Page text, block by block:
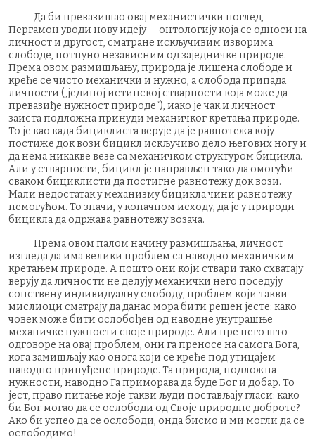
Да би превазишао овај механистички поглед,
Пергамон уводи нову идеју — онтологију која се односи на
личност и другост, сматране искључивим изворима
слободе, потпуно независним од заједничке природе.
Према овом размишљању, природа је лишена слободе и
креће се чисто механички и нужно, а слобода припада
личности („јединој истинској стварности која може да
превазиђе нужност природе“), иако је чак и личност
заиста подложна принуди механичког кретања природе.
То је као када бициклиста верује да је равнотежа коју
постиже док вози бицикл искључиво дело његових ногу и
да нема никакве везе са механичком структуром бицикла.
Али у стварности, бицикл је направљен тако да омогући
сваком бициклисти да постигне равнотежу док вози.
Мали недостатак у механизму бицикла чини равнотежу
немогућом. То значи, у коначном исходу, да је у природи
бицикла да одржава равнотежу возача.
Према овом палом начину размишљања, личност
изгледа да има велики проблем са наводно механичким
кретањем природе. А пошто они који ствари тако схватају
верују да личности не делују механички него поседују
сопствену индивидуалну слободу, проблем који такви
мислиоци сматрају да данас мора бити решен јесте: како
човек може бити ослобођен од наводне унутрашње
механичке нужности своје природе. Али пре него што
одговоре на овај проблем, они га преносе на самога Бога,
кога замишљају као онога који се креће под утицајем
наводно принуђене природе. Та природа, подложна
нужности, наводно Га приморава да буде Бог и добар. То
јест, право питање које такви људи постављају гласи: како
би Бог могао да се ослободи од Своје природне доброте?
Ако би успео да се ослободи, онда бисмо и ми могли да се
ослободимо!